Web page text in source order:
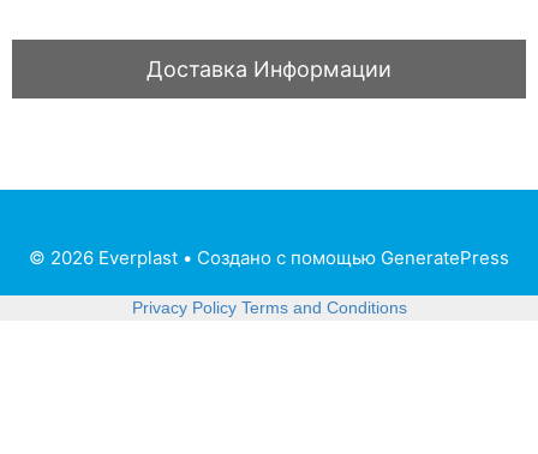
© 2026 Everplast • Создано с помощью GeneratePress
Privacy Policy Terms and Conditions